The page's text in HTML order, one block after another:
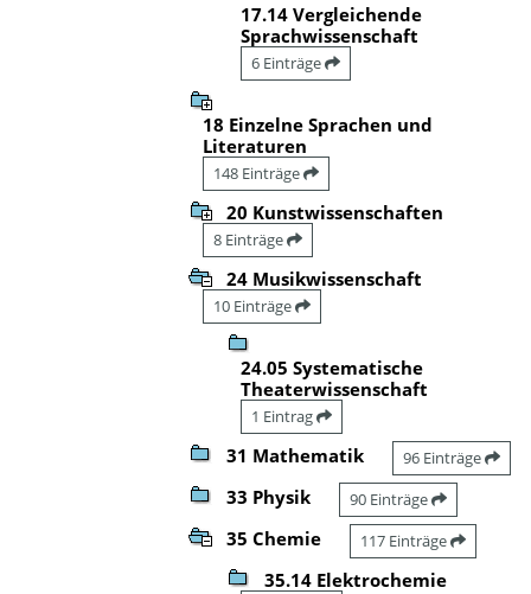
17.14 Vergleichende
Sprachwissenschaft
6 Einträge
18 Einzelne Sprachen und
Literaturen
148 Einträge
20 Kunstwissenschaften
8 Einträge
24 Musikwissenschaft
10 Einträge
24.05 Systematische
Theaterwissenschaft
1 Eintrag
31 Mathematik 96 Einträge
33 Physik 90 Einträge
35 Chemie 117 Einträge
35.14 Elektrochemie